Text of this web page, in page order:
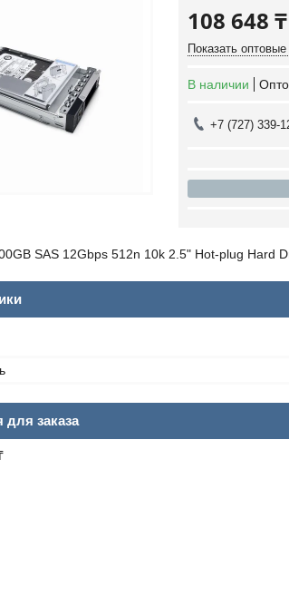
108 648 ₸
Показать
В наличии
+7 (727) 339-
SAS 12Gbps 512n 10k 2.5" Hot-plug Hard
заказа